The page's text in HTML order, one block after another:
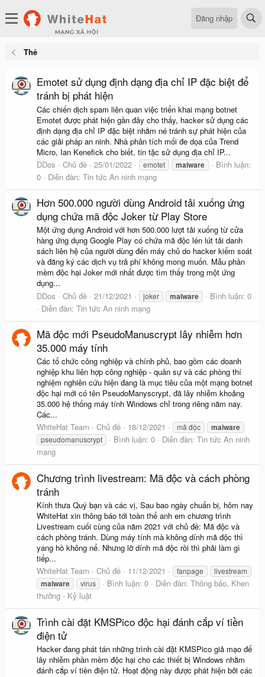
Đăng nhập
Thẻ
Emotet sử dụng định dạng địa chỉ IP đặc biệt để
tránh bị phát hiện
Các chiến dịch spam liên quan việc triển khai mạng botnet
Emotet được phát hiện gần đây cho thấy, hacker sử dụng các
định dạng địa chỉ IP đặc biệt nhằm né tránh sự phát hiện của
các giải pháp an ninh. Nhà phân tích mối đe dọa của Trend
Micro, Ian Kenefick cho biết, tin tặc sử dụng địa chỉ IP...
DDos
Chủ đề 25/01/2022 emotet malware
Bình luận:
0
Diễn đàn: Tin tức An ninh mạng
Hơn 500.000 người dùng Android tải xuống ứng
dụng chứa mã độc Joker từ Play Store
Một ứng dụng Android với hơn 500.000 lượt tải xuống từ cửa
hàng ứng dụng Google Play có chứa mã độc lén lút tải danh
sách liên hệ của người dùng đến máy chủ do hacker kiểm soát
và đăng ký các dịch vụ trả phí không mong muốn. Mẫu phần
mềm độc hại Joker mới nhất được tìm thấy trong một ứng
dụng...
DDos
Chủ đề 21/12/2021 joker malware
Bình luận: 0
Diễn đàn: Tin tức An ninh mạng
Mã độc mới PseudoManuscrypt lây nhiễm hơn
35.000 máy tính
Các tổ chức công nghiệp và chính phủ, bao gồm các doanh
nghiệp khu liên hợp công nghiệp - quân sự và các phòng thí
nghiệm nghiên cứu hiện đang là mục tiêu của một mạng botnet
độc hại mới có tên PseudoManyscrypt, đã lây nhiễm khoảng
35.000 hệ thống máy tính Windows chỉ trong riêng năm nay.
Các...
WhiteHat Team
Chủ đề 18/12/2021 mã độc malware
pseudomanuscrypt Bình luận: 0 Diễn đàn: Tin tức An ninh
mạng
Chương trình livestream: Mã độc và cách phòng
tránh
Kính thưa Quý bạn và các vị, Sau bao ngày chuẩn bị, hôm nay
WhiteHat xin thông báo tới toàn thể anh em chương trình
Livestream cuối cùng của năm 2021 với chủ đề: Mã độc và
cách phòng tránh. Dùng máy tính mà không dính mã độc thì
yang hồ không nể. Nhưng lỡ dính mã độc rồi thì phải làm gì
tiếp...
WhiteHat Team
Chủ đề 11/12/2021 fanpage livestream
malware virus Bình luận: 0 Diễn đàn: Thông báo, Khen
thưởng - Kỷ luật
Trình cài đặt KMSPico độc hại đánh cắp ví tiền
điện tử
Hacker đang phát tán những trình cài đặt KMSPico giả mạo để
lây nhiễm phần mềm độc hại cho các thiết bị Windows nhằm
đánh cắp ví tiền điện tử. Hoạt động này được phát hiện bởi các